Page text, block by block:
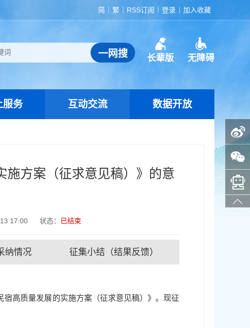
简 繁 RSS订阅 登录 加入收藏
长辈版 无障碍
服务 互动交流 数据开放
施方案（征求意见稿）》的意
17:00 状态： 已结束
纳情况 征集小结（结果反馈）
高质量发展的实施方案（征求意见稿）》。现征
智能问答助手